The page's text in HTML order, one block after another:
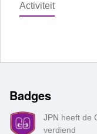
Activiteit
Badges
JPN heeft de
verdiend